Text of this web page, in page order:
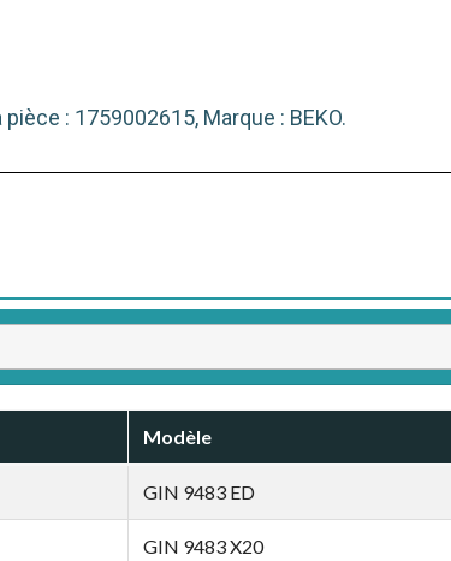
: 1759002615, Marque : BEKO.
Modèle
GIN 9483 ED
GIN 9483 X20